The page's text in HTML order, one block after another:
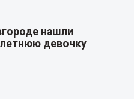
нашли
девочку